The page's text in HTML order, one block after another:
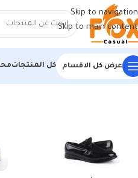
Skip to navigation
Skip to main content
عرض كل الاقسام كل المنتجات
الرئيسية/منتجات تحت الوسم “أحذية